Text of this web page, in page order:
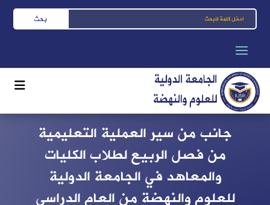
جانب من سير العملية التعليمية
من فصل الربيع لطلاب الكليات
والمعاهد في الجامعة الدولية
للعلوم والنهضة من العام الدراسي